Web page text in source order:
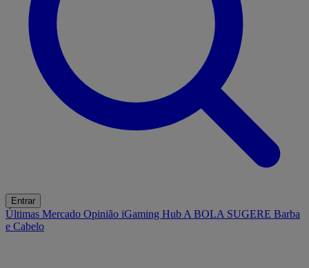
Entrar
Últimas Mercado Opinião iGaming Hub A BOLA SUGERE Barba
e Cabelo